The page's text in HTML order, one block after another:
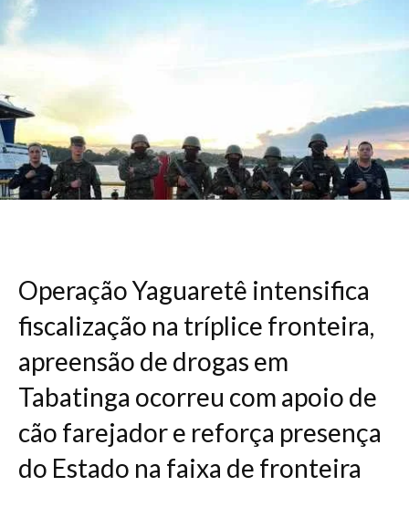
Operação Yaguaretê intensifica
fiscalização na tríplice fronteira,
apreensão de drogas em
Tabatinga ocorreu com apoio de
cão farejador e reforça presença
do Estado na faixa de fronteira